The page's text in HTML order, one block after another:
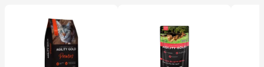
0 calificaciones